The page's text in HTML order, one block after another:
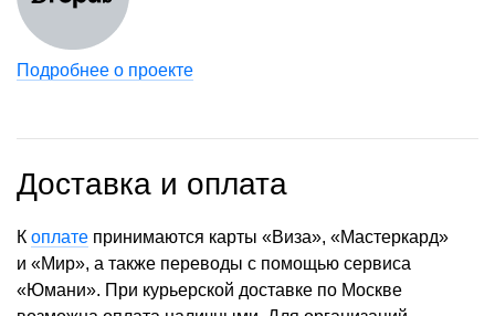
Подробнее о проекте
Доставка и оплата
К оплате принимаются карты «Виза», «Мастеркард»
и «Мир», а также переводы с помощью сервиса
«Юмани». При курьерской доставке по Москве